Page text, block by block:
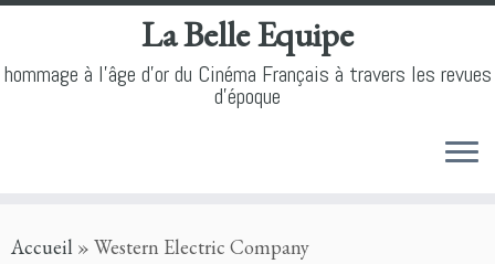
to
La Belle Equipe
hommage à l'âge d'or du Cinéma Français à travers les revues
d'époque
Accueil » Western Electric Company